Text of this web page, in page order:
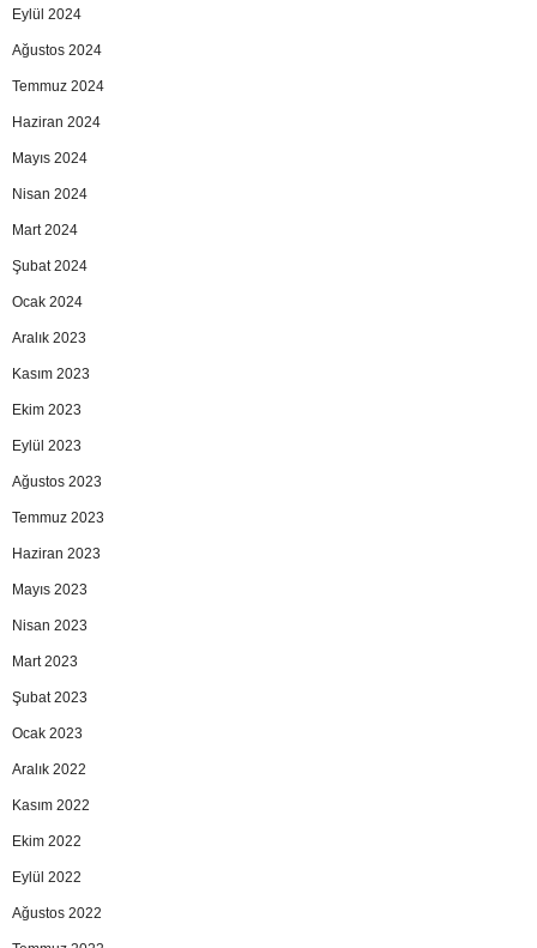
Eylül 2024
Ağustos 2024
Temmuz 2024
Haziran 2024
Mayıs 2024
Nisan 2024
Mart 2024
Şubat 2024
Ocak 2024
Aralık 2023
Kasım 2023
Ekim 2023
Eylül 2023
Ağustos 2023
Temmuz 2023
Haziran 2023
Mayıs 2023
Nisan 2023
Mart 2023
Şubat 2023
Ocak 2023
Aralık 2022
Kasım 2022
Ekim 2022
Eylül 2022
Ağustos 2022